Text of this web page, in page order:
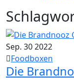
Sep. 302022
Foodboxen
Die